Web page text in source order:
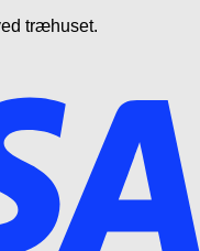
træhuset.